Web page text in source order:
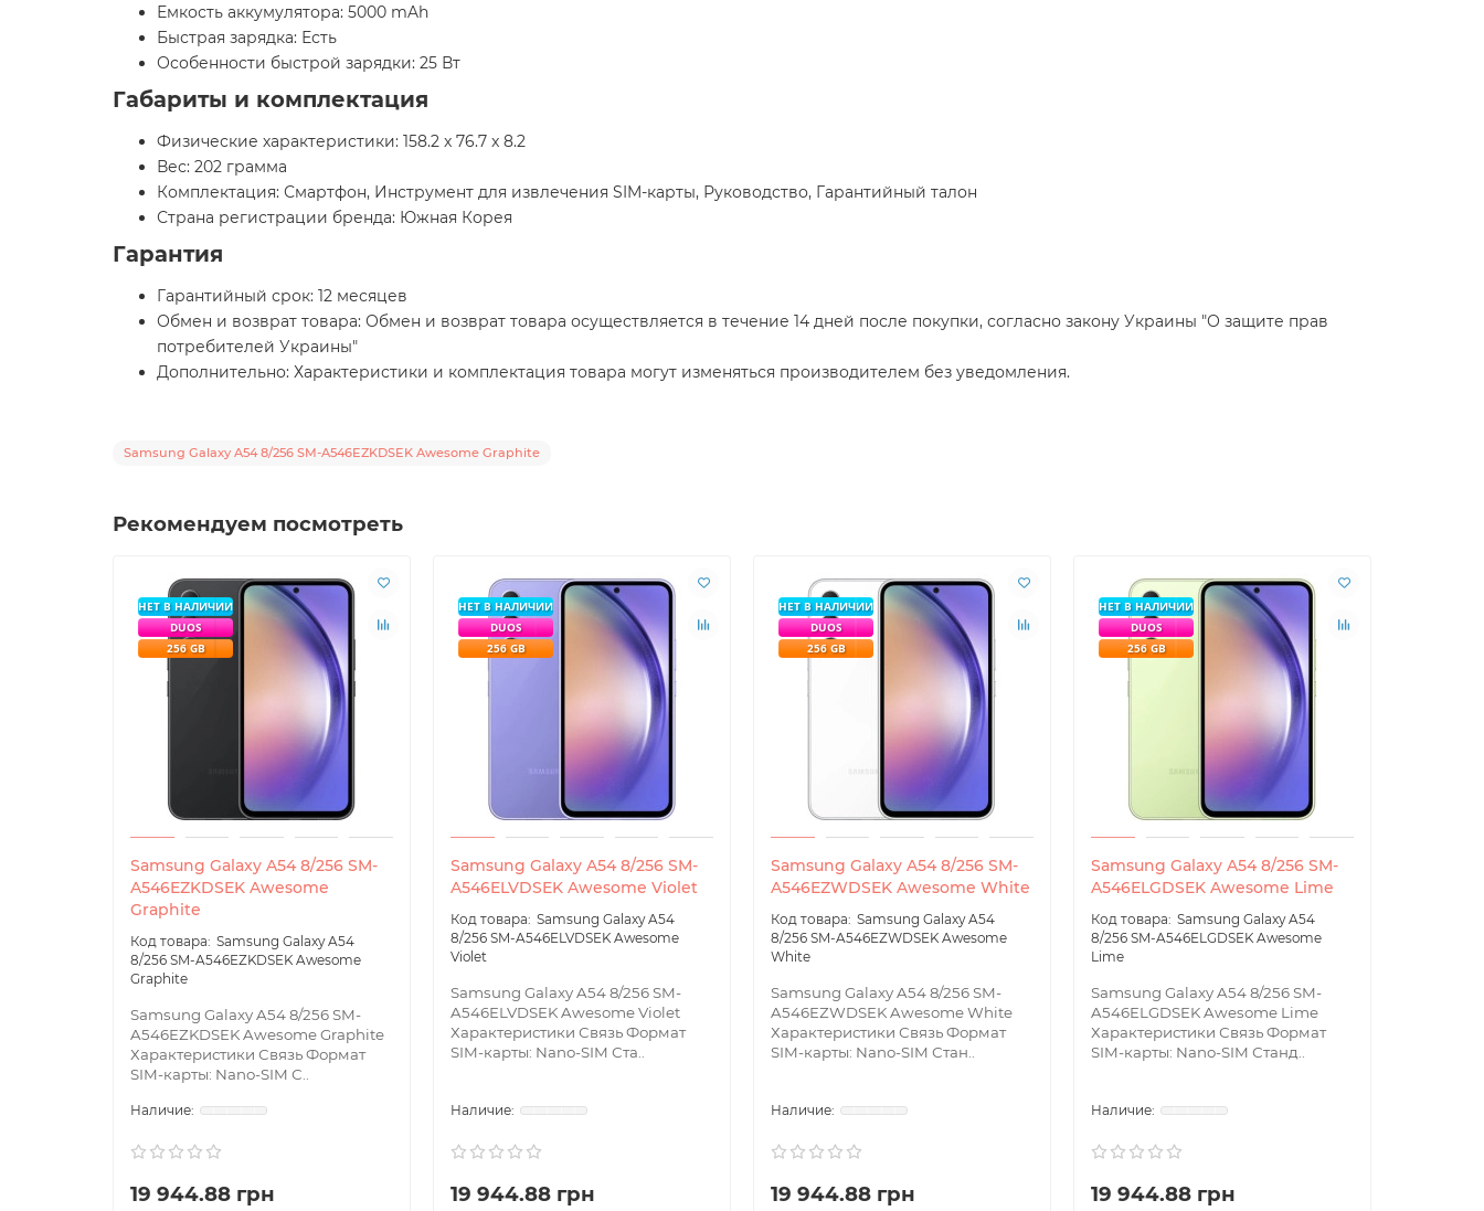
Емкость аккумулятора: 5000 mAh
Быстрая зарядка: Есть
Особенности быстрой зарядки: 25 Вт
Габариты и комплектация
Физические характеристики: 158.2 x 76.7 x 8.2
Вес: 202 грамма
Комплектация: Смартфон, Инструмент для извлечения SIM-карты, Руководство, Гарантийный талон
Страна регистрации бренда: Южная Корея
Гарантия
Гарантийный срок: 12 месяцев
Обмен и возврат товара: Обмен и возврат товара осуществляется в течение 14 дней после покупки, согласно закону Украины "О защите прав
потребителей Украины"
Дополнительно: Характеристики и комплектация товара могут изменяться производителем без уведомления.
Samsung Galaxy A54 8/256 SM-A546EZKDSEK Awesome Graphite
Рекомендуем посмотреть
Samsung Galaxy A54 8/256 SM-
A546EZKDSEK Awesome
Graphite
Samsung Galaxy A54
8/256 SM-A546EZKDSEK Awesome
Graphite
Samsung Galaxy A54 8/256 SM-
A546EZKDSEK Awesome Graphite
Характеристики Связь Формат
SIM-карты: Nano-SIM С..
НЕТ В НАЛИЧИИ
DUOS
256 GB
19 944.88 грн
Samsung Galaxy A54 8/256 SM-
A546ELVDSEK Awesome Violet
Samsung Galaxy A54
8/256 SM-A546ELVDSEK Awesome
Violet
Samsung Galaxy A54 8/256 SM-
A546ELVDSEK Awesome Violet
Характеристики Связь Формат
SIM-карты: Nano-SIM Ста..
НЕТ В НАЛИЧИИ
DUOS
256 GB
19 944.88 грн
Samsung Galaxy A54 8/256 SM-
A546EZWDSEK Awesome White
Samsung Galaxy A54
8/256 SM-A546EZWDSEK Awesome
White
Samsung Galaxy A54 8/256 SM-
A546EZWDSEK Awesome White
Характеристики Связь Формат
SIM-карты: Nano-SIM Стан..
НЕТ В НАЛИЧИИ
DUOS
256 GB
19 944.88 грн
Samsung Galaxy A54 8/256 SM-
A546ELGDSEK Awesome Lime
Samsung Galaxy A54
8/256 SM-A546ELGDSEK Awesome
Lime
Samsung Galaxy A54 8/256 SM-
A546ELGDSEK Awesome Lime
Характеристики Связь Формат
SIM-карты: Nano-SIM Станд..
НЕТ В НАЛИЧИИ
DUOS
256 GB
19 944.88 грн